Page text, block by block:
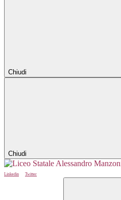
Chiudi
Chiudi
Linkedin
Twitter